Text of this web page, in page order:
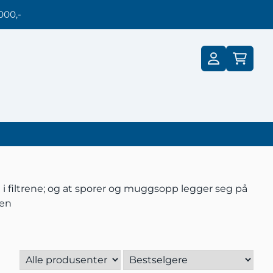
og at sporer og muggsopp legger seg på